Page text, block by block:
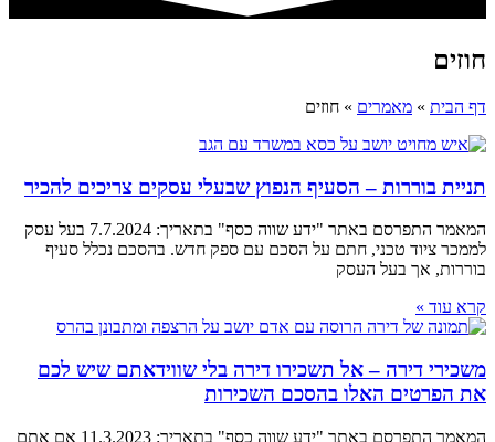
חוזים
דף הבית » מאמרים » חוזים
תניית בוררות – הסעיף הנפוץ שבעלי עסקים צריכים להכיר
המאמר התפרסם באתר "ידע שווה כסף" בתאריך: 7.7.2024 בעל עסק
לממכר ציוד טכני, חתם על הסכם עם ספק חדש. בהסכם נכלל סעיף
בוררות, אך בעל העסק
קרא עוד »
משכירי דירה – אל תשכירו דירה בלי שווידאתם שיש לכם
את הפרטים האלו בהסכם השכירות
המאמר התפרסם באתר "ידע שווה כסף" בתאריך: 11.3.2023 אם אתם